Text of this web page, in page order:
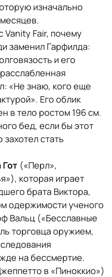
изначально
Vanity Fair, почему
заменил Гарфилда:
и его
«Не знаю, кого еще
Его облик
в тело ростом 196 см.
бед, если бы этот
стать
(«Перл»,
которая играет
брата Виктора,
одержимости ученого
Вальц («Бесславные
торговца оружием,
на бессмертие.
в «Пиноккио»)